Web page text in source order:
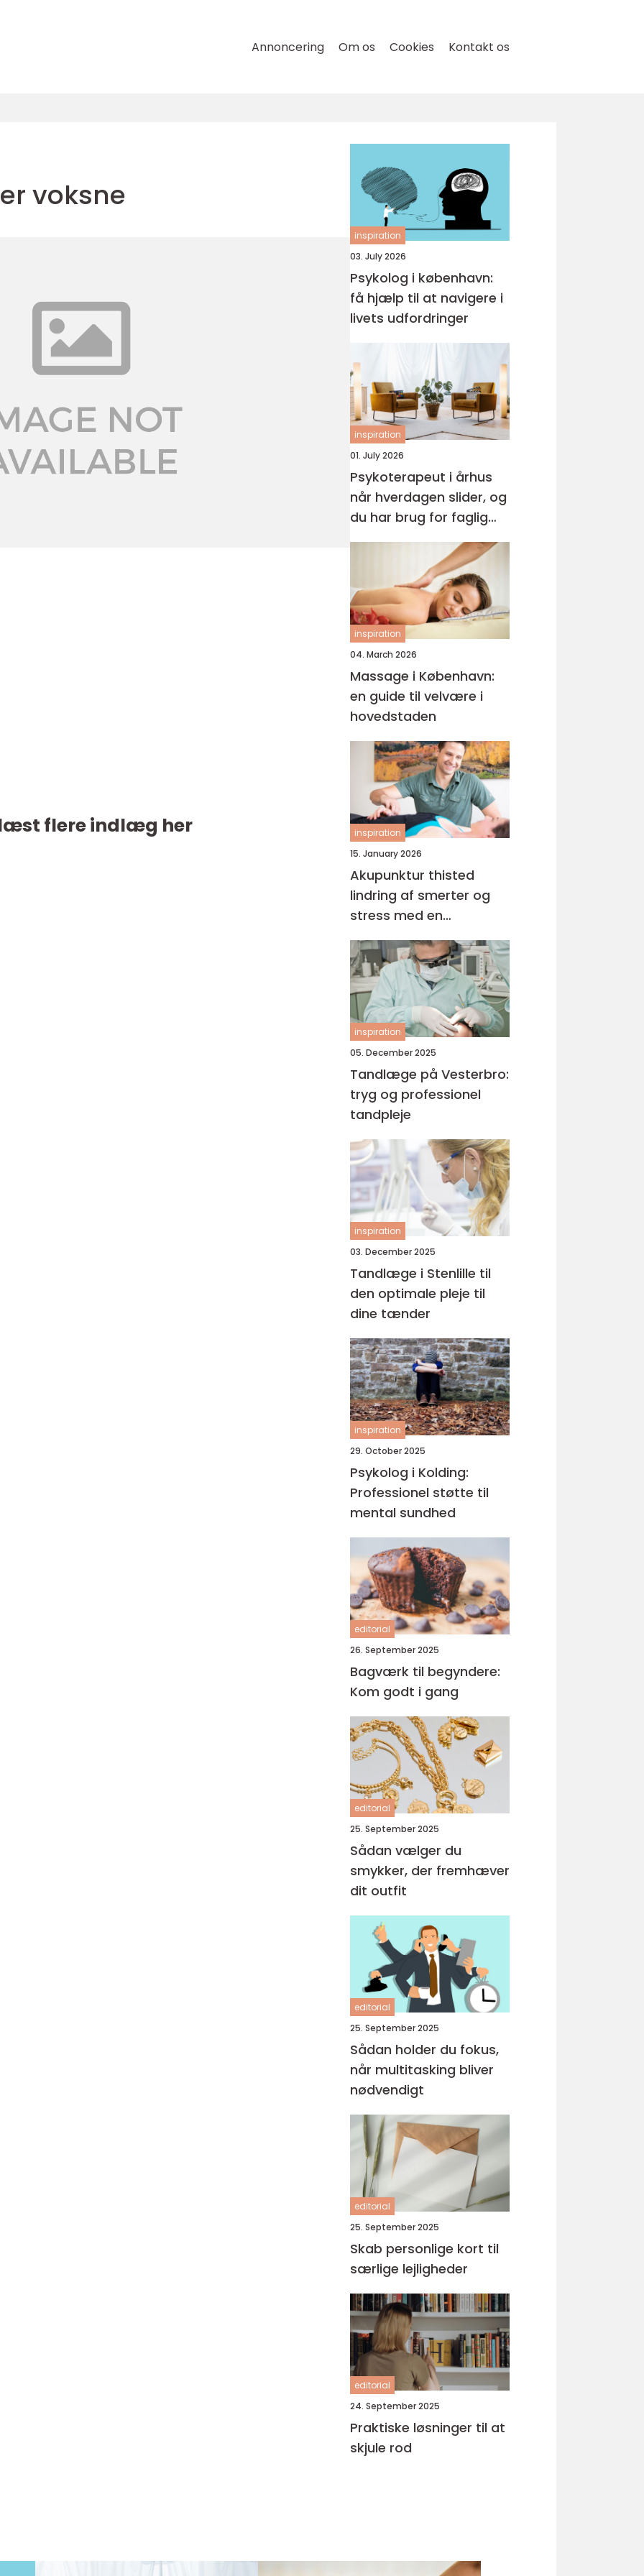
Annoncering Om os Cookies Kontakt os
voksne
flere indlæg her
inspiration
03. July 2026
Psykolog i københavn:
få hjælp til at navigere i
livets udfordringer
inspiration
01. July 2026
Psykoterapeut i århus
når hverdagen slider, og
du har brug for faglig
støtte
inspiration
04. March 2026
Massage i København:
en guide til velvære i
hovedstaden
inspiration
15. January 2026
Akupunktur thisted
lindring af smerter og
stress med en
helhedsorienteret
tilgang
inspiration
05. December 2025
Tandlæge på Vesterbro:
tryg og professionel
tandpleje
inspiration
03. December 2025
Tandlæge i Stenlille til
den optimale pleje til
dine tænder
inspiration
29. October 2025
Psykolog i Kolding:
Professionel støtte til
mental sundhed
editorial
26. September 2025
Bagværk til begyndere:
Kom godt i gang
editorial
25. September 2025
Sådan vælger du
smykker, der fremhæver
dit outfit
editorial
25. September 2025
Sådan holder du fokus,
når multitasking bliver
nødvendigt
editorial
25. September 2025
Skab personlige kort til
særlige lejligheder
editorial
24. September 2025
Praktiske løsninger til at
skjule rod